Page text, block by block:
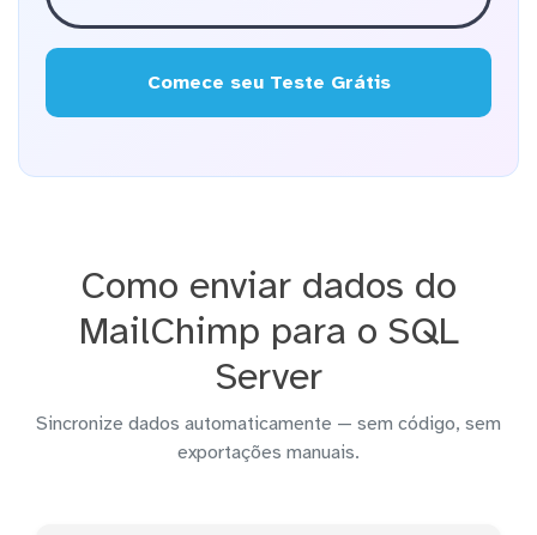
Comece seu Teste Grátis
Como enviar dados do
MailChimp para o SQL
Server
Sincronize dados automaticamente — sem código, sem
exportações manuais.